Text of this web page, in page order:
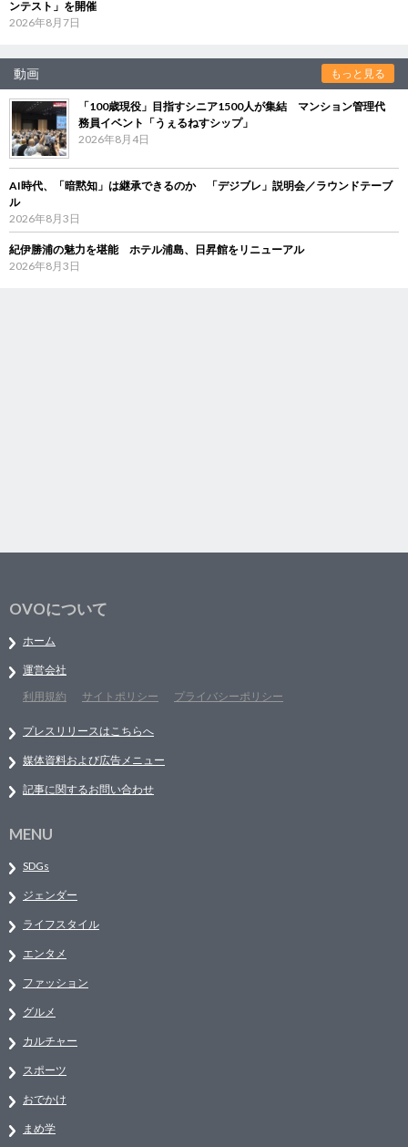
ンテスト」を開催
2026年8月7日
動画 もっと見る
「100歳現役」目指すシニア1500人が集結 マンション管理代
務員イベント「うぇるねすシップ」
2026年8月4日
AI時代、「暗黙知」は継承できるのか 「デジブレ」説明会／ラウンドテーブ
ル
2026年8月3日
紀伊勝浦の魅力を堪能 ホテル浦島、日昇館をリニューアル
2026年8月3日
OVOについて
ホーム
運営会社
利用規約
サイトポリシー プライバシーポリシー
プレスリリースはこちらへ
媒体資料および広告メニュー
記事に関するお問い合わせ
MENU
SDGs
ジェンダー
ライフスタイル
エンタメ
ファッション
グルメ
カルチャー
スポーツ
おでかけ
まめ学